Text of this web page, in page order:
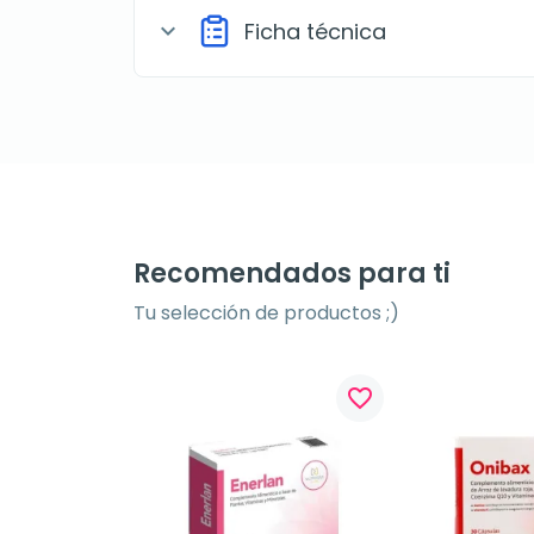
expand_more Ficha técnica
Recomendados para ti
Tu selección de productos ;)
favorite_border